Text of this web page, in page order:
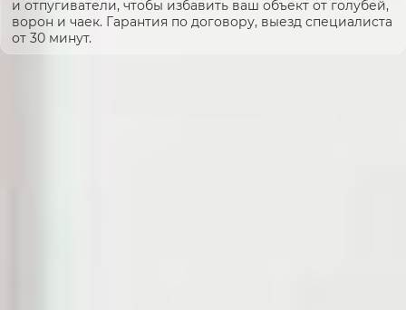
и отпугиватели, чтобы избавить ваш объект от голубей,
ворон и чаек. Гарантия по договору, выезд специалиста
от 30 минут.